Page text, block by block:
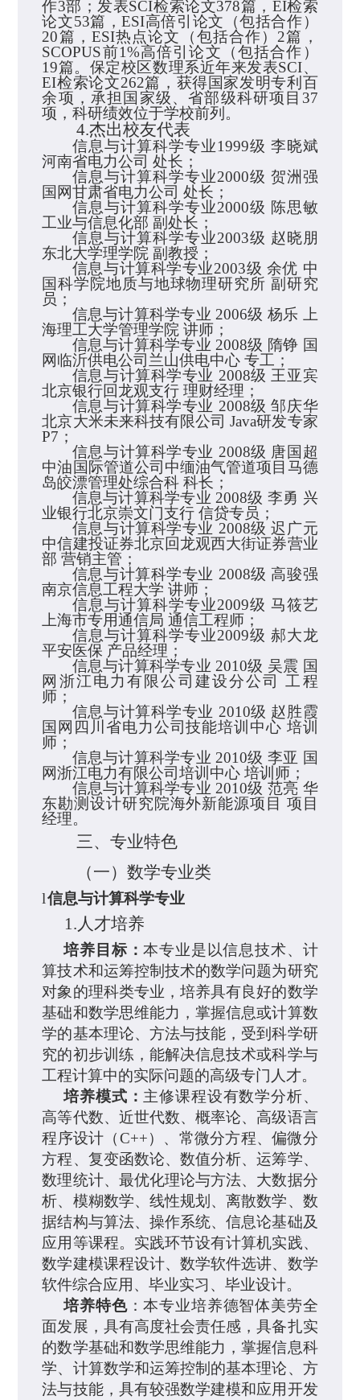
作3部；发表SCI检索论文378篇， EI检索
论文53篇，ESI高倍引论文（包括合作）
20篇， ESI热点论文（包括合作） 2篇，
SCOPUS前1%高倍引论文（包括合作）
19篇。保定校区数理系近年来发表SCI、
EI检索论文262篇，获得国家发明专利百
余项，承担国家级、省部级科研项目 37
项，科研绩效位于学校前列。
4.杰出校友代表
信息与计算科学专业1999级 李晓斌
河南省电力公司 处长；
信息与计算科学专业2000级 贺洲强
国网甘肃省电力公司 处长；
信息与计算科学专业2000级 陈思敏
工业与信息化部 副处长；
信息与计算科学专业2003级 赵晓朋
东北大学理学院 副教授；
信息与计算科学专业2003级 余优 中
国科学院地质与地球物理研究所 副研究
员；
信息与计算科学专业 2006级 杨乐
上
海理工大学管理学院 讲师；
信息与计算科学专业 2008级 隋铮 国
网临沂供电公司兰山供电中心 专工；
信息与计算科学专业 2008级 王亚宾
北京银行回龙观支行 理财经理；
信息与计算科学专业 2008级 邹庆华
北京大米未来科技有限公司 Java研发专家
P7 ；
信息与计算科学专业 2008级 唐国超
中油国际管道公司中缅油气管道项目马德
岛皎漂管理处综合科 科长；
信息与计算科学专业 2008级 李勇 兴
业银行北京崇文门支行 信贷专员；
信息与计算科学专业 2008级 迟广元
中信建投证券北京回龙观西大街证券营业
部 营销主管；
信息与计算科学专业 2008级 高骏强
南京信息工程大学 讲师；
信息与计算科学专业2009级 马筱艺
上海市专用通信局 通信工程师；
信息与计算科学专业2009级 郝大龙
平安医保 产品经理；
信息与计算科学专业 2010级 吴震 国
网浙江电力有限公司建设分公司
工程
师；
信息与计算科学专业 2010级 赵胜霞
国网 四川省电力公司技能培训中心 培训
师；
信息与计算科学专业 2010级 李亚 国
网浙江电力有限公司培训中心 培训师；
信息与计算科学专业 2010级 范亮 华
东勘测设计研究院海外新能源项目 项目
经理。
三、专业特色
（一）数学专业类
l信息与计算科学专业
1.人才培养
培养目标：本专业是以信息技术、计
算技术和运筹控制技术的数学问题为研究
对象的理科类专业，培养具有良好的数学
基础和数学思维能力，掌握信息或计算数
学的基本理论、方法与技能，受到科学研
究的初步训练，能解决信息技术或科学与
工程计算中的实际问题的高级专门人才。
培养模式： 主修课程设有数学分析、
高等代数、近世代数、概率论、高级语言
程序设计（C++）、常微分方程、偏微分
方程、复变函数论、数值分析、运筹学、
数理统计、最优化理论与方法、大数据分
析、模糊数学、线性规划、离散数学、数
据结构与算法、操作系统、信息论基础及
应用等课程。 实践环节设有计算机实践、
数学建模课程设计、数学软件选讲、数学
软件综合应用、毕业实习、毕业设计。
培养特色：本专业培养德智体美劳全
面发展，具有高度社会责任感，具备扎实
的数学基础和数学思维能力，掌握信息科
学、计算数学和运筹控制的基本理论、方
法与技能，具有较强数学建模和应用开发